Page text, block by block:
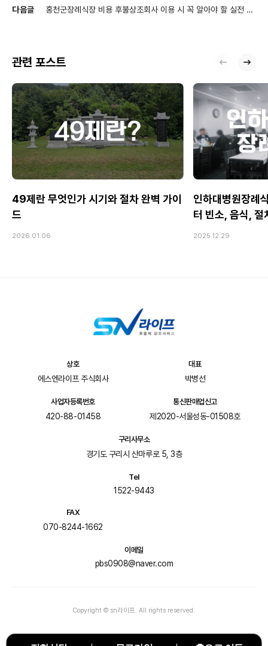
다음글
홍천군장례식장 비용 후불상조회사 이용 시 꼭 알아야 할 실전 체
관련 포스트
49제란 무엇인가 시기와 절차 완벽 가이
드
2026.01.06
인하대병원장례
터 빈소, 음식, 절
2025.12.29
상호
에스엔라이프 주식회사
대표
박병선
사업자등록번호
420-88-01458
통신판매업신고
제2020-서울성동-01508호
구리사무소
경기도 구리시 산마루로 5, 3층
Tel
1522-9443
FAX
070-8244-1662
이메일
pbs0908@naver.com
Copyright © sn라이프. All rights reserved.